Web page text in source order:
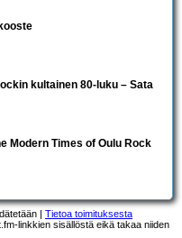
kultainen 80-luku – Sata
Modern Times of Oulu Rock
| Tietoa toimituksesta
linkkien sisällöstä eikä takaa niiden